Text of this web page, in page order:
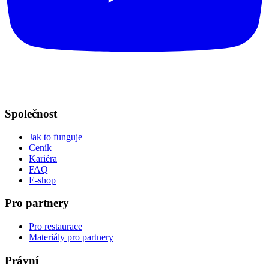
Společnost
Jak to funguje
Ceník
Kariéra
FAQ
E-shop
Pro partnery
Pro restaurace
Materiály pro partnery
Právní